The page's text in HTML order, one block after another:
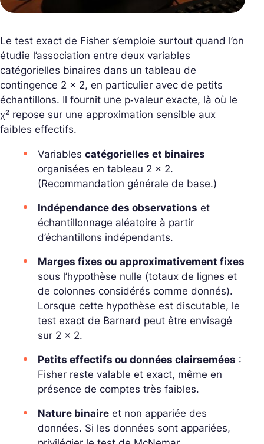
Le test exact de Fisher s’emploie surtout quand l’on
étudie l’association entre deux variables
catégorielles binaires dans un tableau de
contingence 2 x 2, en particulier avec de petits
échantillons. Il fournit une p‑valeur exacte, là où le
χ² repose sur une approximation sensible aux
faibles effectifs.
Variables catégorielles et binaires
organisées en tableau 2 x 2.
(Recommandation générale de base.)
Indépendance des observations et
échantillonnage aléatoire à partir
d’échantillons indépendants.
Marges fixes ou approximativement fixes
sous l’hypothèse nulle (totaux de lignes et
de colonnes considérés comme donnés).
Lorsque cette hypothèse est discutable, le
test exact de Barnard peut être envisagé
sur 2 x 2.
Petits effectifs ou données clairsemées :
Fisher reste valable et exact, même en
présence de comptes très faibles.
Nature binaire et non appariée des
données. Si les données sont appariées,